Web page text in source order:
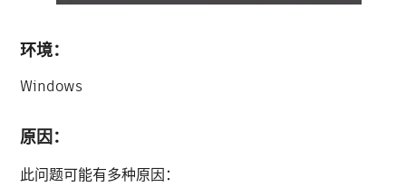
环境：
Windows
原因：
此问题可能有多种原因：